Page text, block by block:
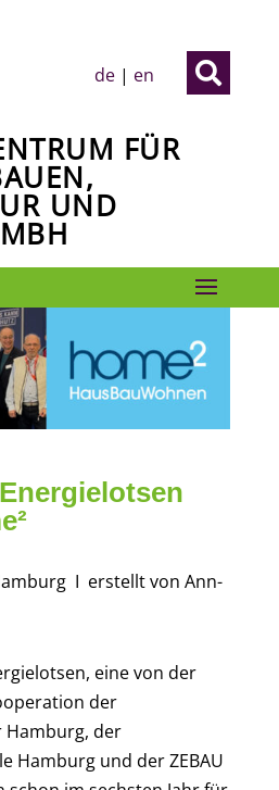

de | en
FÜR
UND
I erstellt von Ann-
eine von der
der
Hamburg, der
Hamburg und der ZEBAU